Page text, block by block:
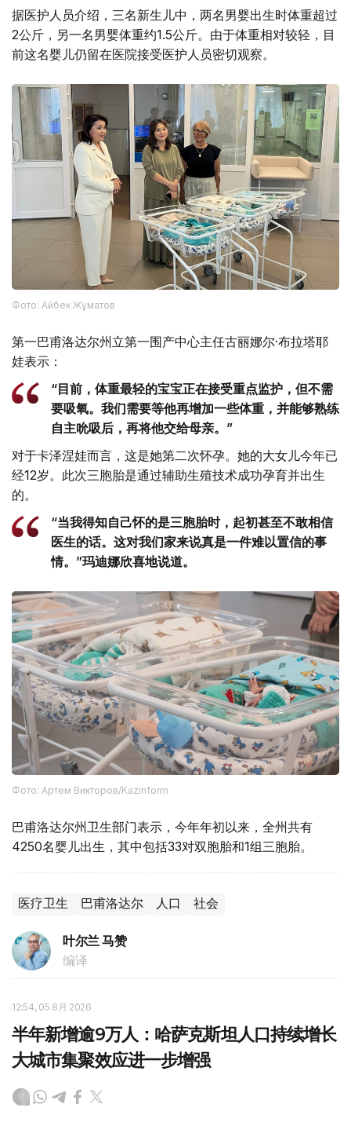
据医护人员介绍，三名新生儿中，两名男婴出生时体重超过
2公斤，另一名男婴体重约1.5公斤。由于体重相对较轻，目
前这名婴儿仍留在医院接受医护人员密切观察。
Фото: Айбек Жұматов
第一巴甫洛达尔州立第一围产中心主任古丽娜尔·布拉塔耶
娃表示：
“目前，体重最轻的宝宝正在接受重点监护，但不需
要吸氧。我们需要等他再增加一些体重，并能够熟练
自主吮吸后，再将他交给母亲。”
对于卡泽涅娃而言，这是她第二次怀孕。她的大女儿今年已
经12岁。此次三胞胎是通过辅助生殖技术成功孕育并出生
的。
“当我得知自己怀的是三胞胎时，起初甚至不敢相信
医生的话。这对我们家来说真是一件难以置信的事
情。”玛迪娜欣喜地说道。
Фото: Артем Викторов/Kazinform
巴甫洛达尔州卫生部门表示，今年年初以来，全州共有
4250名婴儿出生，其中包括33对双胞胎和1组三胞胎。
医疗卫生 巴甫洛达尔 人口 社会
叶尔兰 马赞
编译
12:54, 05 8月 2026
半年新增逾9万人：哈萨克斯坦人口持续增长
大城市集聚效应进一步增强